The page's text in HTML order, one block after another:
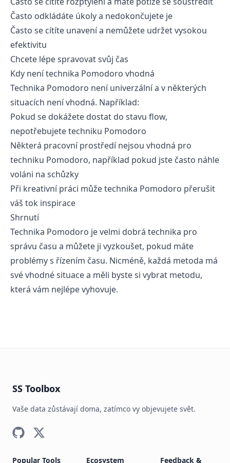
Často odkládáte úkoly a nedokončujete je
Často se cítíte unavení a nemůžete udržet vysokou
efektivitu
Chcete lépe spravovat svůj čas
Kdy není technika Pomodoro vhodná
Technika Pomodoro není univerzální a v některých
situacích není vhodná. Například:
Pokud se dokážete dostat do stavu flow,
nepotřebujete techniku Pomodoro
Některá pracovní prostředí nejsou vhodná pro
techniku Pomodoro, například pokud jste často náhle
voláni na schůzky
Při kreativní práci může technika Pomodoro přerušit
váš tok inspirace
Shrnutí
Technika Pomodoro je velmi dobrá technika pro
správu času a můžete ji vyzkoušet, pokud máte
problémy s řízením času. Nicméně, každá metoda má
své vhodné situace a měli byste si vybrat metodu,
která vám nejlépe vyhovuje.
SS Toolbox
Vaše data zůstávají doma, zatímco vy objevujete svět.
Popular Tools Ecosystem Feedback &